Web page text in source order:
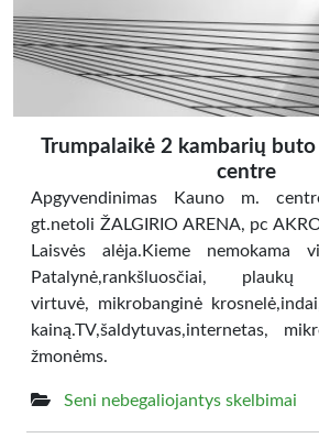
Trumpalaikė 2 kambarių
centre
Apgyvendinimas Kauno m.
gt.netoli ŽALGIRIO ARENA, pc
Laisvės alėja.Kieme nemokama
Patalynė,rankšluosčiai, plaukų
virtuvė, mikrobanginė
kainą.TV,šaldytuvas,internetas,
žmonėms.
Seni nebegaliojantys skelbimai